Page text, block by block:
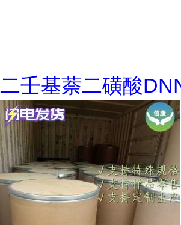
二壬基萘二磺酸